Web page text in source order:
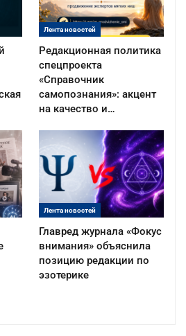
Лента новостей
Редакционная политика
спецпроекта
«Справочник
самопознания»: акцент
на качество и…
Лента новостей
Главред журнала «Фокус
внимания» объяснила
позицию редакции по
эзотерике